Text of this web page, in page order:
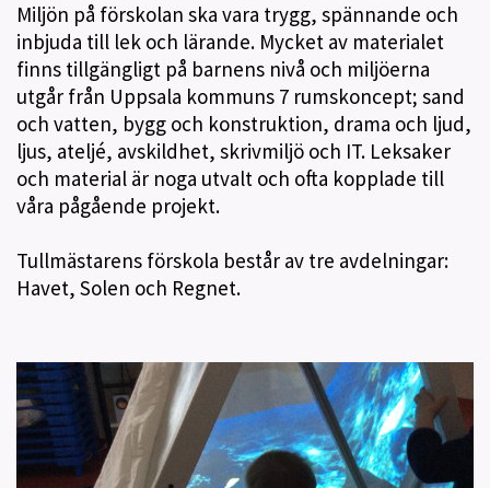
Miljön på förskolan ska vara trygg, spännande och
inbjuda till lek och lärande. Mycket av materialet
finns tillgängligt på barnens nivå och miljöerna
utgår från Uppsala kommuns 7 rumskoncept; sand
och vatten, bygg och konstruktion, drama och ljud,
ljus, ateljé, avskildhet, skrivmiljö och IT. Leksaker
och material är noga utvalt och ofta kopplade till
våra pågående projekt.
Tullmästarens förskola består av tre avdelningar:
Havet, Solen och Regnet.